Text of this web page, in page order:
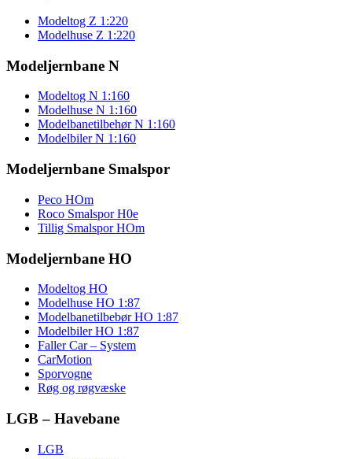
Modeltog Z 1:220
Modelhuse Z 1:220
Modeljernbane N
Modeltog N 1:160
Modelhuse N 1:160
Modelbanetilbehør N 1:160
Modelbiler N 1:160
Modeljernbane Smalspor
Peco HOm
Roco Smalspor H0e
Tillig Smalspor HOm
Modeljernbane HO
Modeltog HO
Modelhuse HO 1:87
Modelbanetilbebør HO 1:87
Modelbiler HO 1:87
Faller Car – System
CarMotion
Sporvogne
Røg og røgvæske
LGB – Havebane
LGB